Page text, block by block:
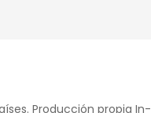
países. Producción propia